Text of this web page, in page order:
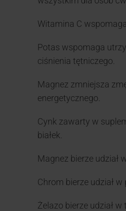
Witamina C
Potas wspomaga
ciśnienia tętniczego.
Magnez zmniejsza
energetycznego.
Cynk zawarty w
białek.
Magnez bierze udział
Chrom bierze udział
Żelazo bierze udział